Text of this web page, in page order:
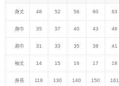
身丈 48 52 56 60 63
身巾 35 37 40 43 46
肩巾 31 33 35 38 41
袖丈 14 15 16 17 18
身長 118 130 140 150 161